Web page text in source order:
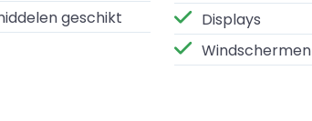
geschikt
Displays
Windschermen